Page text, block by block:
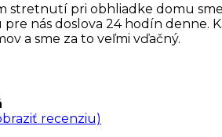
stretnutí pri obhliadke domu
nás doslova 24 hodín denne.
a sme za to veľmi vďačný.
recenziu)